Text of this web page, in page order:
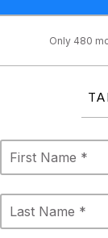
Only 480